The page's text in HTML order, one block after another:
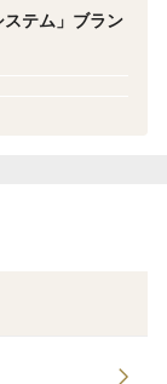
にとじこめて
の澄んだ空
テム」ブラン